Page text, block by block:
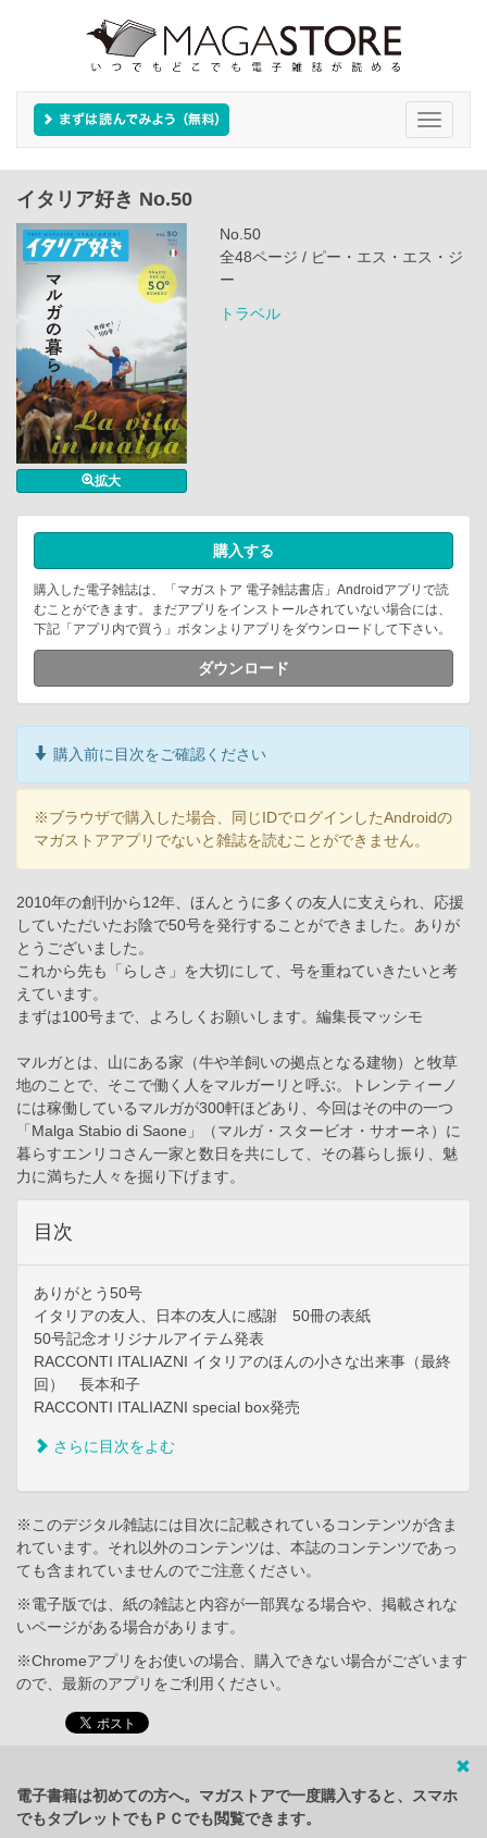
Toggle
イタリア好き No.50
拡大
No.50
全48ページ / ピー・エス・エス・ジ
ー
トラベル
購入する
購入した電子雑誌は、「マガストア 電子雑誌書店」Androidアプリで読
むことができます。まだアプリをインストールされていない場合には、
下記「アプリ内で買う」ボタンよりアプリをダウンロードして下さい。
ダウンロード
購入前に目次をご確認ください
※ブラウザで購入した場合、同じIDでログインしたAndroidの
マガストアアプリでないと雑誌を読むことができません。
2010年の創刊から12年、ほんとうに多くの友人に支えられ、応援
していただいたお陰で50号を発行することができました。ありが
とうございました。
これから先も「らしさ」を大切にして、号を重ねていきたいと考
えています。
まずは100号まで、よろしくお願いします。編集長マッシモ
マルガとは、山にある家（牛や羊飼いの拠点となる建物）と牧草
地のことで、そこで働く人をマルガーリと呼ぶ。トレンティーノ
には稼働しているマルガが300軒ほどあり、今回はその中の一つ
「Malga Stabio di Saone」（マルガ・スタービオ・サオーネ）に
暮らすエンリコさん一家と数日を共にして、その暮らし振り、魅
力に満ちた人々を掘り下げます。
目次
ありがとう50号
イタリアの友人、日本の友人に感謝 50冊の表紙
50号記念オリジナルアイテム発表
RACCONTI ITALIAZNI イタリアのほんの小さな出来事（最終
回） 長本和子
RACCONTI ITALIAZNI special box発売
さらに目次をよむ
※このデジタル雑誌には目次に記載されているコンテンツが含ま
れています。それ以外のコンテンツは、本誌のコンテンツであっ
ても含まれていませんのでご注意ください。
※電子版では、紙の雑誌と内容が一部異なる場合や、掲載されな
いページがある場合があります。
※Chromeアプリをお使いの場合、購入できない場合がございます
ので、最新のアプリをご利用ください。
電子書籍は初めての方へ。マガストアで一度購入すると、スマホ
でもタブレットでもＰＣでも閲覧できます。